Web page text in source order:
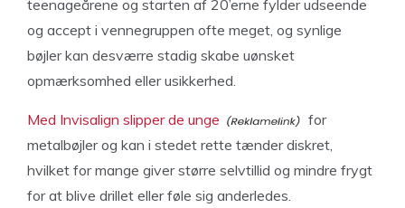
teenageårene og starten af 20’erne fylder udseende
og accept i vennegruppen ofte meget, og synlige
bøjler kan desværre stadig skabe uønsket
opmærksomhed eller usikkerhed.
Med Invisalign slipper de unge
for
metalbøjler og kan i stedet rette tænder diskret,
hvilket for mange giver større selvtillid og mindre frygt
for at blive drillet eller føle sig anderledes.